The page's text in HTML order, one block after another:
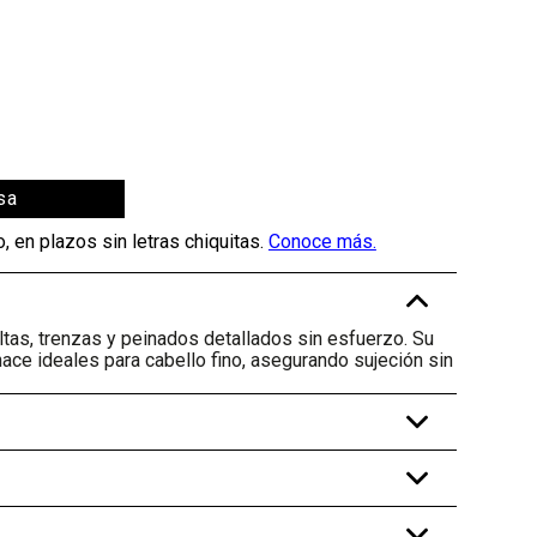
-
trenzas y peinados detallados sin esfuerzo. Su
ideales para cabello fino, asegurando sujeción sin
+
+